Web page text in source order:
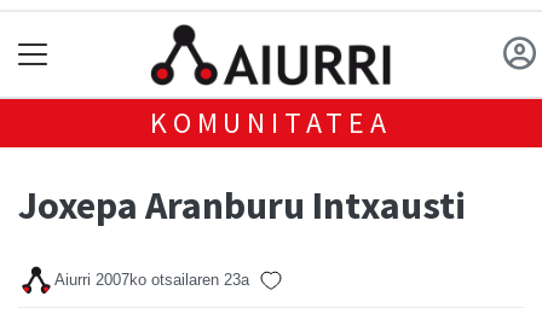
KOMUNITATEA
Joxepa Aranburu Intxausti
Aiurri 2007ko otsailaren 23a